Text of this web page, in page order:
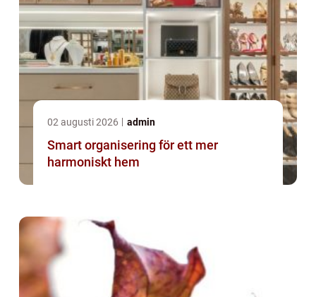
02 augusti 2026 admin
Smart organisering för ett mer
harmoniskt hem